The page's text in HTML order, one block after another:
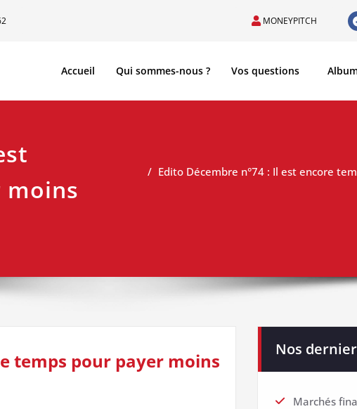
MONEYPITCH
Accueil Qui sommes-nous ? Vos questions
moins
Edito Décembre n°74 : Il est encore
temps pour payer moins
Nos
Marchés